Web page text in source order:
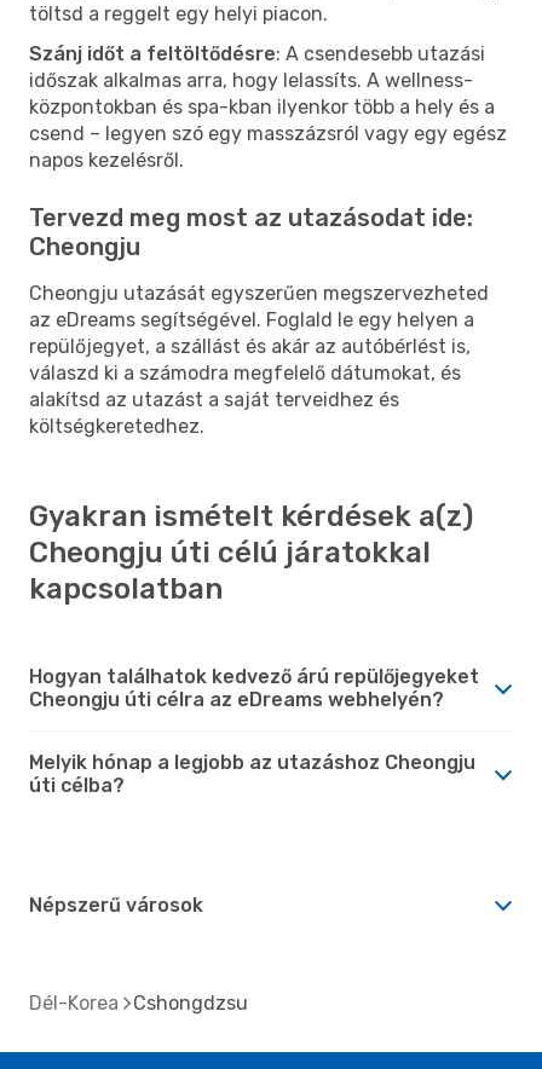
töltsd a reggelt egy helyi piacon.
Szánj időt a feltöltődésre: A csendesebb utazási
időszak alkalmas arra, hogy lelassíts. A wellness-
központokban és spa-kban ilyenkor több a hely és a
csend – legyen szó egy masszázsról vagy egy egész
napos kezelésről.
Tervezd meg most az utazásodat ide:
Cheongju
Cheongju utazását egyszerűen megszervezheted
az eDreams segítségével. Foglald le egy helyen a
repülőjegyet, a szállást és akár az autóbérlést is,
válaszd ki a számodra megfelelő dátumokat, és
alakítsd az utazást a saját terveidhez és
költségkeretedhez.
Gyakran ismételt kérdések a(z)
Cheongju úti célú járatokkal
kapcsolatban
Hogyan találhatok kedvező árú repülőjegyeket
Cheongju úti célra az eDreams webhelyén?
Melyik hónap a legjobb az utazáshoz Cheongju
úti célba?
Népszerű városok
Dél-Korea Cshongdzsu